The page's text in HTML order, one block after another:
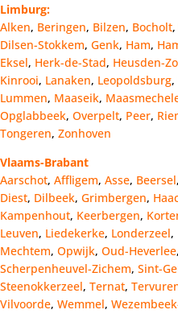
Limburg:
Alken, Beringen, Bilzen, Bocholt,
Dilsen-Stokkem, Genk, Ham,
Eksel, Herk-de-Stad, Heusden-
Kinrooi, Lanaken, Leopoldsburg,
Lummen, Maaseik,
Opglabbeek, Overpelt, Peer,
Tongeren, Zonhoven
Vlaams-Brabant
Aarschot, Affligem, Asse, Beersel,
Diest, Dilbeek, Grimbergen,
Kampenhout, Keerbergen,
Leuven, Liedekerke, Londerzeel,
Mechtem, Opwijk, Oud-Heverlee,
Scherpenheuvel-Zichem, Sint-
Steenokkerzeel, Ternat,
Vilvoorde, Wemmel,